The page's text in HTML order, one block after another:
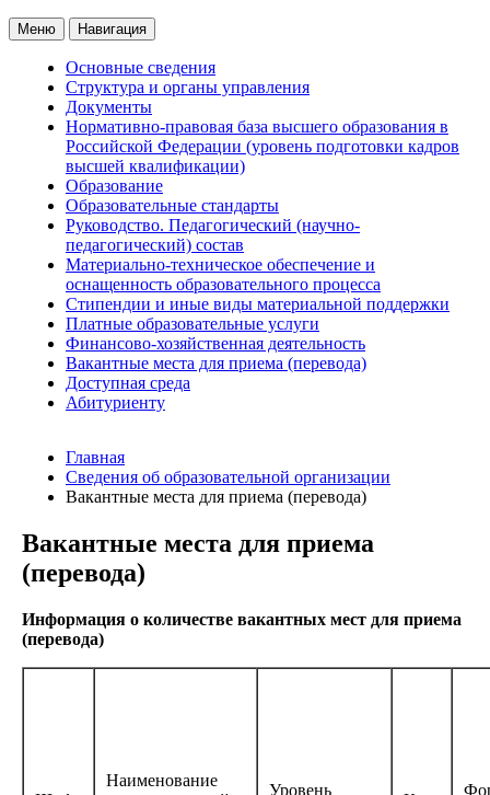
Меню Навигация
Основные сведения
Структура и органы управления
Документы
Нормативно-правовая база высшего образования в
Российской Федерации (уровень подготовки кадров
высшей квалификации)
Образование
Образовательные стандарты
Руководство. Педагогический (научно-
педагогический) состав
Материально-техническое обеспечение и
оснащенность образовательного процесса
Стипендии и иные виды материальной поддержки
Платные образовательные услуги
Финансово-хозяйственная деятельность
Вакантные места для приема (перевода)
Доступная среда
Абитуриенту
Главная
Сведения об образовательной организации
Вакантные места для приема (перевода)
Вакантные места для приема
(перевода)
Информация о количестве вакантных мест для приема
(перевода)
Наименование
Уровень